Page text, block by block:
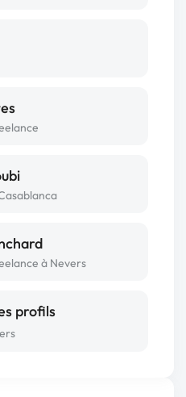
à Nevers
profils